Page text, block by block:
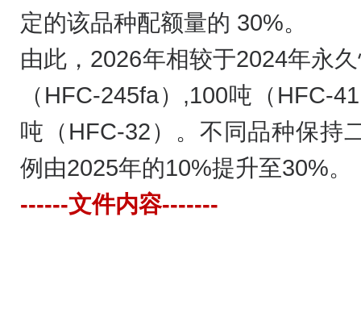
定的该品种配额量的 30%。
由此，2026年相较于2024年永
（HFC-245fa）,100吨（HFC-
吨（HFC-32）。不同品种保持
例由2025年的10%提升至30%。
------文件内容-------